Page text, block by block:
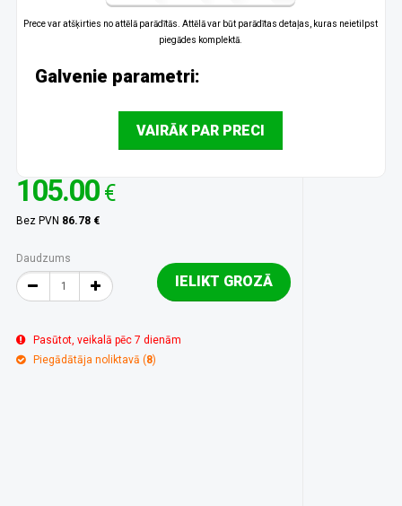
Prece var atšķirties no attēlā parādītās. Attēlā var būt parādītas detaļas, kuras neietilpst
piegādes komplektā.
Galvenie parametri:
VAIRĀK PAR PRECI
105.00 €
Bez PVN 86.78 €
Daudzums
IELIKT GROZĀ
Pasūtot, veikalā pēc 7 dienām
Piegādātāja noliktavā (8)